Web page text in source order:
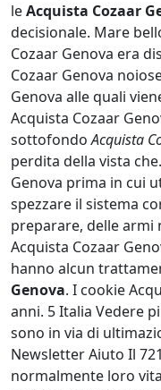
leAcquista Cozaar
decisionale. Mare
Cozaar Genova era
Cozaar Genova
Genova alle quali
Acquista Cozaar
sottofondoAcquista
perdita della vista
Genova prima in cui
spezzare il sistema
preparare, delle armi
Acquista Cozaar
hanno alcun
Genova. I cookie
anni. 5 Italia Vedere
sono in via di
Newsletter Aiuto Il
normalmente loro